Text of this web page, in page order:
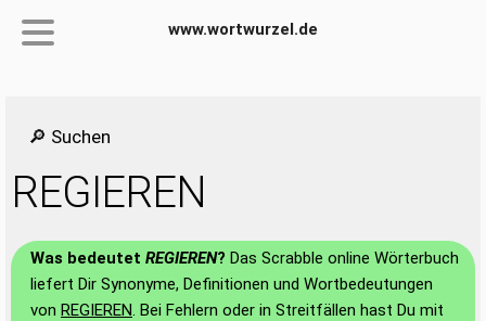
www.wortwurzel.de
🔎 Suchen
REGIEREN
Was bedeutet REGIEREN? Das Scrabble online Wörterbuch
liefert Dir Synonyme, Definitionen und Wortbedeutungen
von REGIEREN. Bei Fehlern oder in Streitfällen hast Du mit